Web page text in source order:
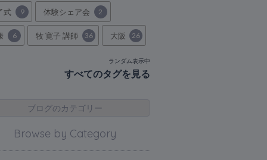
式 9 体験シェア会 2
6 牧 寛子 講師 36 大阪 26
ランダム表示中
すべてのタグを見る
ブログのカテゴリー
Browse by Category